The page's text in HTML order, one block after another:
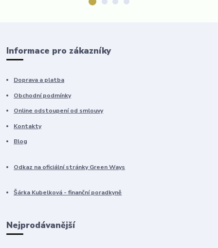
Informace pro zákazníky
Doprava a platba
Obchodní podmínky
Online odstoupení od smlouvy
Kontakty
Blog
Odkaz na oficiální stránky Green Ways
Šárka Kubelková - finanční poradkyně
Nejprodávanější